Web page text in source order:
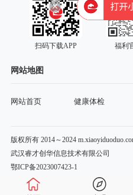
扫码下载APP 福利
网站地图
网站首页 健康体检
版权所有 2014～2024
武汉睿才创华信息技术有限公司
鄂ICP备2023007423-1